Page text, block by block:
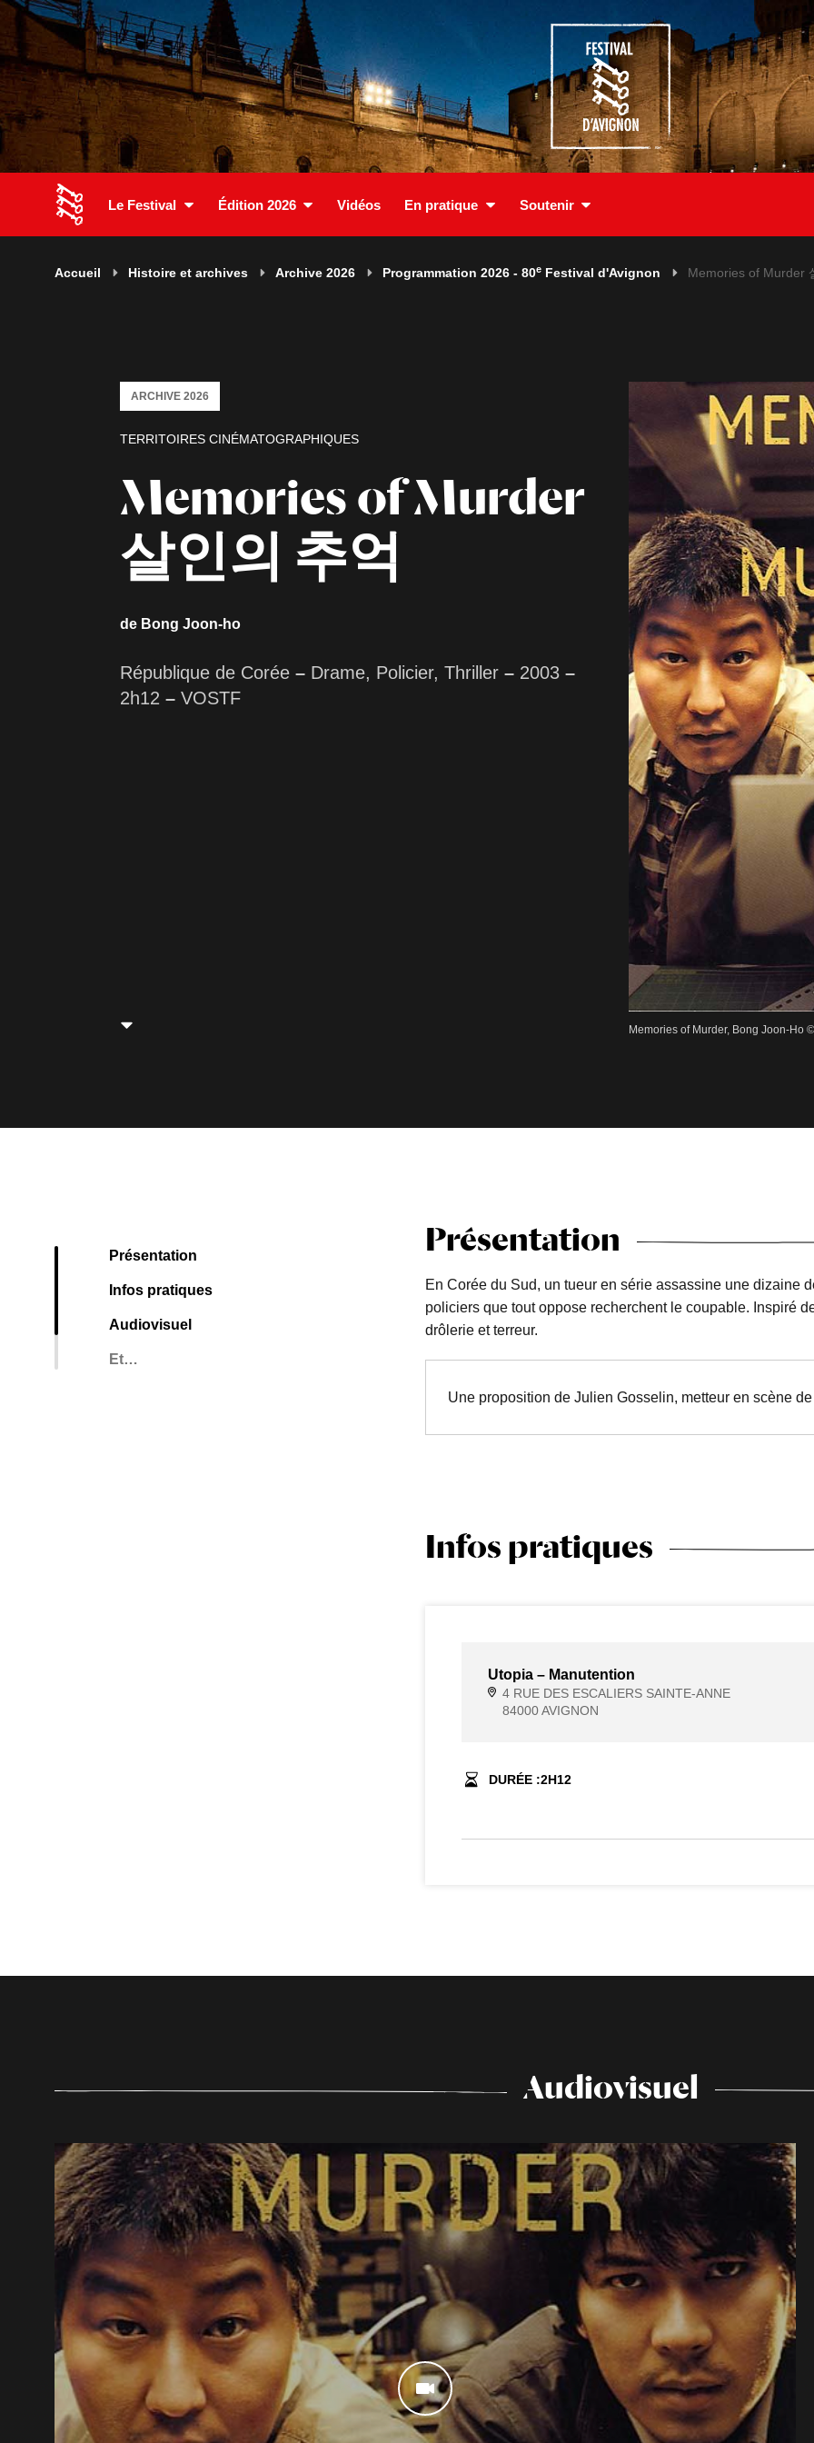
Le Festival Édition 2026 Vidéos En pratique Soutenir
Accueil Histoire et archives Archive 2026 Programmation 2026 - 80e Festival d'Avignon Memories of Murder
Memories of Murder
살인의 추억
TERRITOIRES CINÉMATOGRAPHIQUES
ARCHIVE 2026
de Bong Joon-ho
République de Corée – Drame, Policier, Thriller – 2003 –
2h12 – VOSTF
Memories of Murder, Bong Joon-Ho
Présentation
Infos pratiques
Audiovisuel
Et…
Présentation
En Corée du Sud, un tueur en série assassine une dizaine
policiers que tout oppose recherchent le coupable. Inspiré
drôlerie et terreur.
Une proposition de Julien Gosselin, metteur en scène
Infos pratiques
Utopia – Manutention
4 RUE DES ESCALIERS SAINTE-ANNE
84000 AVIGNON
DURÉE :2H12
Audiovisuel